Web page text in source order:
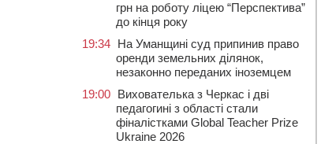
грн на роботу ліцею “Перспектива”
до кінця року
19:34 На Уманщині суд припинив право
оренди земельних ділянок,
незаконно переданих іноземцем
19:00 Вихователька з Черкас і дві
педагогині з області стали
фіналістками Global Teacher Prize
Ukraine 2026